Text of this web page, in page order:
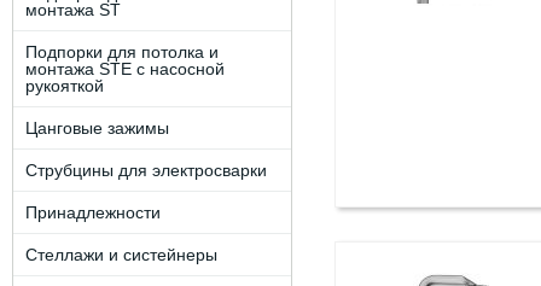
монтажа ST
Подпорки для потолка и
монтажа STE c наcоcной
рукояткой
Цанговые зажимы
Струбцины для электросварки
Принадлежности
Стеллажи и систейнеры